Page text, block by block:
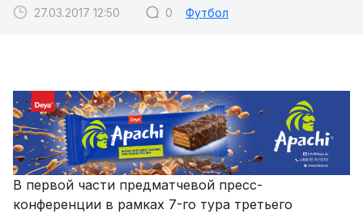
27.03.2017 12:50 0 Футбол
В первой части предматчевой пресс-
конференции в рамках 7-го тура третьего